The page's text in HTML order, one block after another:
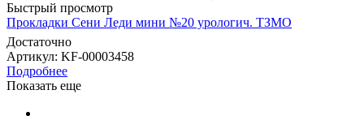
Быстрый просмотр
Прокладки Сени Леди мини №20 урологич. ТЗМО
Достаточно
Артикул: KF-00003458
Подробнее
Показать еще